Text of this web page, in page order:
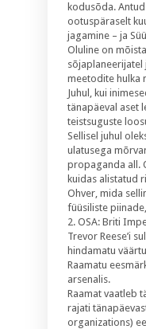
kodusõda.
ootuspäraselt
jagamine – ja
Oluline on
sõjaplaneerijatel
meetodite hulka
Juhul, kui
tänapäeval aset
teistsuguste
Sellisel juhul
ulatusega
propaganda all.
kuidas alistatud
Ohver, mida
füüsiliste
2. OSA: Briti
Trevor Reese’i
hindamatu
Raamatu
arsenalis.
Raamat vaatleb
rajati
organizations)